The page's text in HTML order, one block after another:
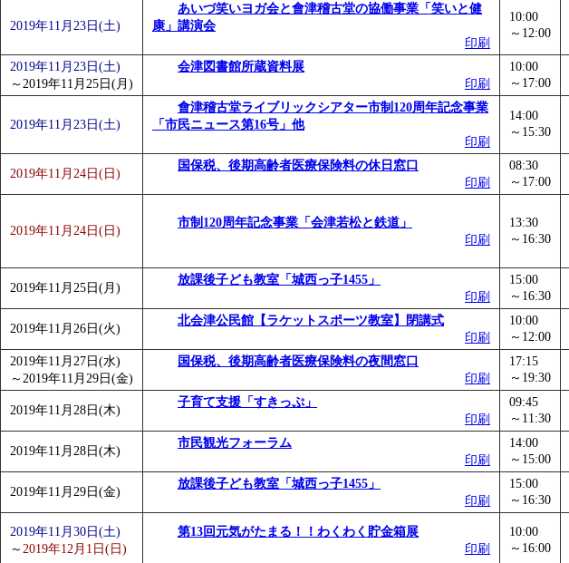
2019年11月23日(土)
あいづ笑いヨガ会と會津稽古堂の協働事業「笑いと健
康」講演会
印刷
10:00
～12:00
2019年11月23日(土)
～ 2019年11月25日(月)
会津図書館所蔵資料展
印刷
10:00
～17:00
2019年11月23日(土)
會津稽古堂ライブリックシアター市制120周年記念事業
「市民ニュース第16号」他
印刷
14:00
～15:30
2019年11月24日(日)
国保税、後期高齢者医療保険料の休日窓口
印刷
08:30
～17:00
2019年11月24日(日)
市制120周年記念事業「会津若松と鉄道」
印刷
13:30
～16:30
2019年11月25日(月)
放課後子ども教室「城西っ子1455」
印刷
15:00
～16:30
2019年11月26日(火)
北会津公民館【ラケットスポーツ教室】閉講式
印刷
10:00
～12:00
2019年11月27日(水)
～ 2019年11月29日(金)
国保税、後期高齢者医療保険料の夜間窓口
印刷
17:15
～19:30
2019年11月28日(木)
子育て支援「すきっぷ」
印刷
09:45
～11:30
2019年11月28日(木)
市民観光フォーラム
印刷
14:00
～15:00
2019年11月29日(金)
放課後子ども教室「城西っ子1455」
印刷
15:00
～16:30
2019年11月30日(土)
～ 2019年12月1日(日)
第13回元気がたまる！！わくわく貯金箱展
印刷
10:00
～16:00